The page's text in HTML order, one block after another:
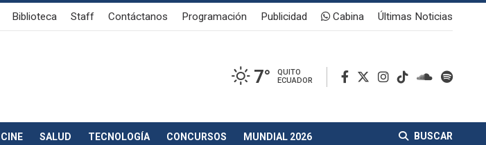
Biblioteca Staff Contáctanos Programación Publicidad Cabina Últimas Noticias
7°
QUITO
ECUADOR
CINE SALUD TECNOLOGÍA CONCURSOS MUNDIAL 2026 BUSCAR